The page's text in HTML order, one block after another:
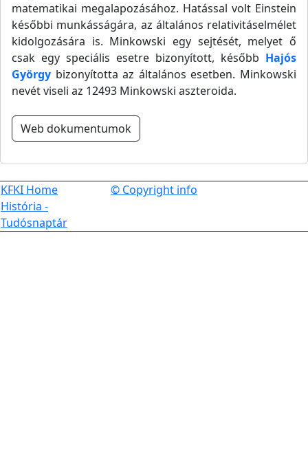
matematikai megalapozásához. Hatással volt Einstein
későbbi munkásságára, az általános relativitáselmélet
kidolgozására is. Minkowski egy sejtését, melyet ő
csak egy speciális esetre bizonyított, később Hajós
György bizonyította az általános esetben. Minkowski
nevét viseli az 12493 Minkowski aszteroida.
Web dokumentumok
KFKI Home
História -
Tudósnaptár
© Copyright info